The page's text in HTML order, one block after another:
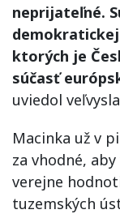
neprijateľné.
ktorých je
súčasť
uviedol
Macinka už v
za vhodné,
verejne
tuzemských